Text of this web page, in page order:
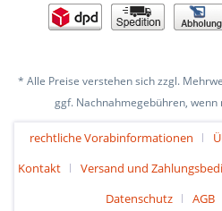
* Alle Preise verstehen sich zzgl.
ggf. Nachnahmegebühren,
rechtliche Vorabinformationen
Kontakt
Versand und
Datenschutz
AGB